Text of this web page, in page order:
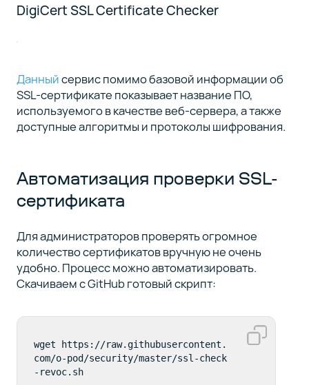
DigiCert SSL Certificate Checker
Данныйсервис помимо базовой информации об
SSL-сертификате показывает название ПО,
используемого в качестве веб-сервера, а также
доступные алгоритмы и протоколы шифрования.
Автоматизация проверки SSL-
сертификата
Для администраторов проверять огромное
количество сертификатов вручную не очень
удобно. Процесс можно автоматизировать.
Скачиваем с GitHub готовый скрипт:
wget https://raw.githubusercontent.
com/o-pod/security/master/ssl-check
-revoc.sh